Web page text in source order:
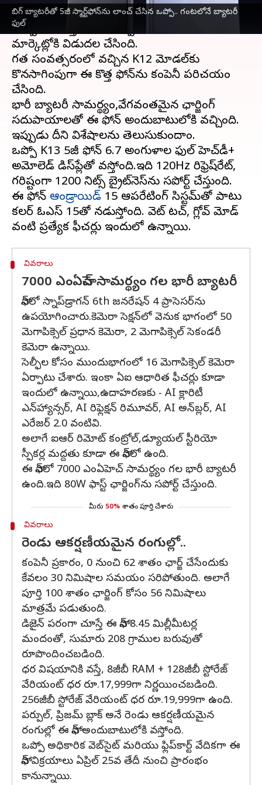
బిగ్‌ బ్యాటరీతో 5జీ స్మార్ట్‌ఫోన్‌ను లాంచ్‌ చేసిన ఒప్పో.. గంటలోనే బ్యాటరీ
ఫుల్‌
చైనాకు చెందిన ప్రముఖ స్మార్ట్‌ఫోన్‌ తయారీ సంస్థ
ఒప్పో,తన కొత్త ఫోన్‌ "ఒప్పో K13 5జీ"ను భారత
మార్కెట్లోకి విడుదల చేసింది.
గత సంవత్సరంలో వచ్చిన K12 మోడల్‌కు
కొనసాగింపుగా ఈ కొత్త ఫోన్‌ను కంపెనీ పరిచయం
చేసింది.
భారీ బ్యాటరీ సామర్థ్యం,వేగవంతమైన ఛార్జింగ్‌
సదుపాయాలతో ఈ ఫోన్‌ అందుబాటులోకి వచ్చింది.
ఇప్పుడు దీని విశేషాలను తెలుసుకుందాం.
ఒప్పో K13 5జీ ఫోన్‌ 6.7 అంగుళాల ఫుల్‌ హెచ్‌డీ+
అమోలెడ్‌ డిస్‌ప్లేతో వస్తోంది.ఇది 120Hz రిఫ్రెష్‌రేట్‌,
గరిష్టంగా 1200 నిట్స్‌ బ్రైట్‌నెస్‌ను సపోర్ట్‌ చేస్తుంది.
ఈ ఫోన్‌ ఆండ్రాయిడ్‌ 15 ఆపరేటింగ్‌ సిస్టమ్‌తో పాటు
కలర్‌ ఓఎస్‌ 15తో నడుస్తోంది. వెట్‌ టచ్‌, గ్లోవ్‌ మోడ్‌
వివరాలు
7000 ఎంఏహెచ్‌ సామర్థ్యం గల భారీ బ్యాటరీ
ఫోన్‌లో స్నాప్‌డ్రాగన్‌ 6th జనరేషన్‌ 4 ప్రాసెసర్‌ను
ఉపయోగించారు.కెమెరా సెక్షన్‌లో వెనుక భాగంలో 50
మెగాపిక్సెల్‌ ప్రధాన కెమెరా, 2 మెగాపిక్సెల్‌ సెకండరీ
కెమెరా ఉన్నాయి.
సెల్ఫీల కోసం ముందుభాగంలో 16 మెగాపిక్సెల్‌ కెమెరా
ఏర్పాటు చేశారు. ఇంకా ఏఐ ఆధారిత ఫీచర్లు కూడా
ఇందులో ఉన్నాయి,ఉదాహరణకు - AI క్లారిటీ
ఎన్‌హ్యాన్సర్‌, AI రిఫ్లెక్షన్‌ రిమూవర్‌, AI అన్‌బ్లర్‌, AI
ఎరేజర్‌ 2.0 వంటివి.
అలాగే ఐఆర్‌ రిమోట్‌ కంట్రోల్‌,డ్యూయల్‌ స్టీరియో
స్పీకర్ల మద్దతు కూడా ఈ ఫోన్‌లో ఉంది.
ఈ ఫోన్‌లో 7000 ఎంఏహెచ్‌ సామర్థ్యం గల భారీ బ్యాటరీ
ఉంది.ఇది 80W ఫాస్ట్‌ ఛార్జింగ్‌ను సపోర్ట్‌ చేస్తుంది.
మీరు 50% శాతం పూర్తి చేశారు
వివరాలు
రెండు ఆకర్షణీయమైన రంగుల్లో..
కంపెనీ ప్రకారం, 0 నుంచి 62 శాతం ఛార్జ్‌ చేసేందుకు
కేవలం 30 నిమిషాల సమయం సరిపోతుంది. అలాగే
పూర్తి 100 శాతం ఛార్జింగ్‌ కోసం 56 నిమిషాలు
మాత్రమే పడుతుంది.
డిజైన్‌ పరంగా చూస్తే ఈ ఫోన్‌ 8.45 మిల్లీమీటర్ల
మందంతో, సుమారు 208 గ్రాముల బరువుతో
రూపొందించబడింది.
ధర విషయానికి వస్తే, 8జీబీ RAM + 128జీబీ స్టోరేజ్‌
వేరియంట్‌ ధర రూ.17,999గా నిర్ణయించబడింది.
256జీబీ స్టోరేజ్‌ వేరియంట్‌ ధర రూ.19,999గా ఉంది.
పర్పుల్‌, ప్రిజమ్‌ బ్లాక్‌ అనే రెండు ఆకర్షణీయమైన
రంగుల్లో ఈ ఫోన్‌ అందుబాటులోకి వస్తోంది.
ఒప్పో అధికారిక వెబ్‌సైట్‌ మరియు ఫ్లిప్‌కార్ట్‌ వేదికగా ఈ
ఫోన్‌ విక్రయాలు ఏప్రిల్‌ 25వ తేదీ నుంచి ప్రారంభం
కానున్నాయి.